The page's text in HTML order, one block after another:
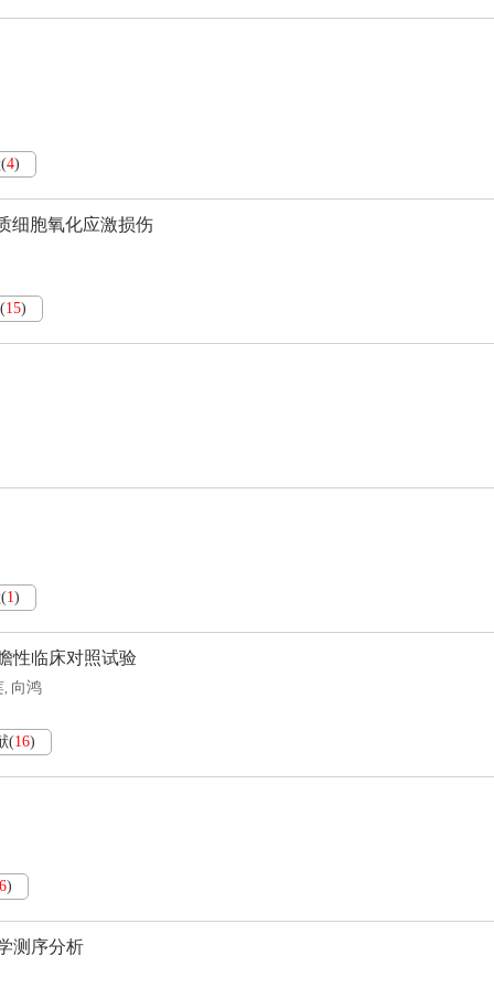
(4)
细胞氧化应激损伤
(15)
(1)
性临床对照试验
, 向鸿
(16)
6)
测序分析